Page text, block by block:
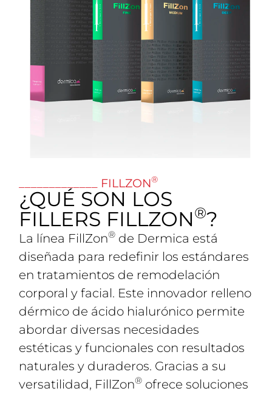
_____________ FILLZON®
¿QUÉ SON LOS
FILLERS FILLZON®?
La línea FillZon® de Dermica está
diseñada para redefinir los estándares
en tratamientos de remodelación
corporal y facial. Este innovador relleno
dérmico de ácido hialurónico permite
abordar diversas necesidades
estéticas y funcionales con resultados
naturales y duraderos. Gracias a su
versatilidad, FillZon® ofrece soluciones